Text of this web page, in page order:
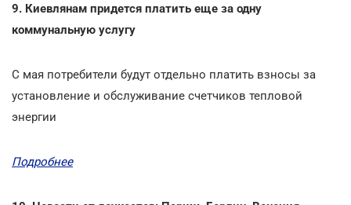
9. Киевлянам придется платить еще за одну
коммунальную услугу
С мая потребители будут отдельно платить взносы за
установление и обслуживание счетчиков тепловой
энергии
Подробнее